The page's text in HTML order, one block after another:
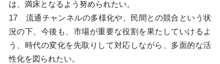
は、満床となるよう努められたい。
17 流通チャンネルの多様化や、民間との競合という状
況の下、今後も、市場が重要な役割を果たしていけるよ
う、時代の変化を先取りして対応しながら、多面的な活
性化を図られたい。